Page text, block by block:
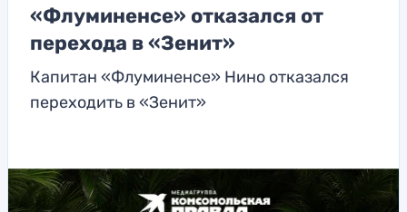
«Флуминенсе» отказался от
перехода в «Зенит»
Капитан «Флуминенсе» Нино отказался
переходить в «Зенит»